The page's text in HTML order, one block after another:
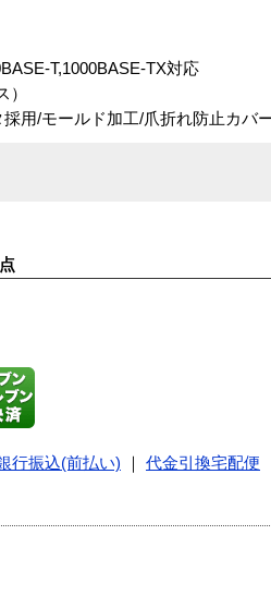
T,1000BASE-TX対応
用/モールド加工/爪折れ防止カバ
行振込(前払い) 代金引換宅配便